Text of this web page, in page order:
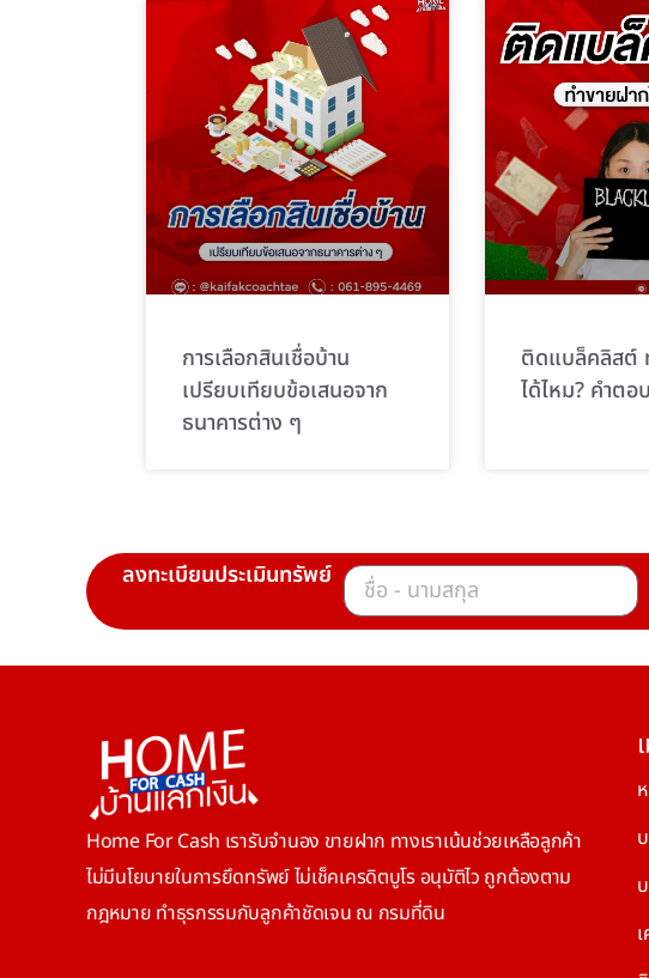
การเลือกสินเชื่อบ้าน
เปรียบเทียบข้อเสนอจาก
ธนาคารต่าง ๆ
ติดแบล็คลิสต์
ได้ไหม? คำต
ลงทะเบียนประเมินทรัพย์
Home For Cash เรารับจำนอง ขายฝาก ทางเราเน้นช่วยเหลือลูกค้า
ไม่มีนโยบายในการยึดทรัพย์ ไม่เช็คเครดิตบูโร อนุมัติไว ถูกต้องตาม
กฎหมาย ทำธุรกรรมกับลูกค้าชัดเจน ณ กรมที่ดิน